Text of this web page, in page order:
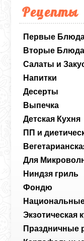
Рецепты
Первые
Вторые Блюда
Салаты и
Напитки
Десерты
Выпечка
Детская Кухня
ПП и
Для
Ниндзя гриль
Фондю
Экзотическая
Праздничные